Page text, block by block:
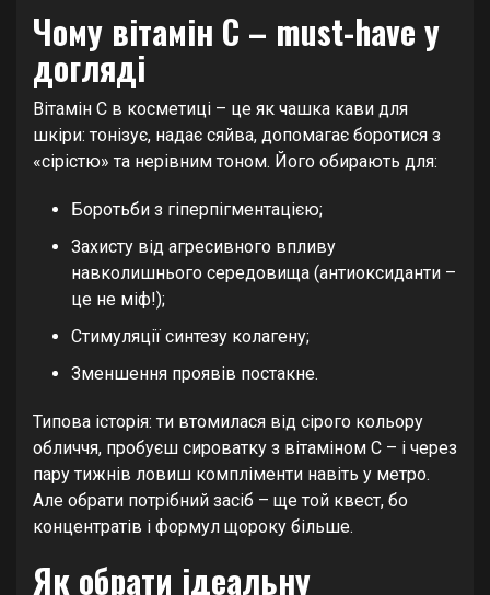
Чому вітамін C – must-have у
догляді
Вітамін C в косметиці – це як чашка кави для
шкіри: тонізує, надає сяйва, допомагає боротися з
«сірістю» та нерівним тоном. Його обирають для:
Боротьби з гіперпігментацією;
Захисту від агресивного впливу
навколишнього середовища (антиоксиданти –
це не міф!);
Стимуляції синтезу колагену;
Зменшення проявів постакне.
Типова історія: ти втомилася від сірого кольору
обличчя, пробуєш сироватку з вітаміном С – і через
пару тижнів ловиш компліменти навіть у метро.
Але обрати потрібний засіб – ще той квест, бо
концентратів і формул щороку більше.
Як обрати ідеальну